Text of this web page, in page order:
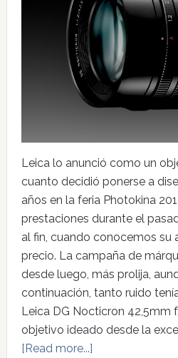
Leica lo anunció como un
cuanto decidió ponerse a
años en la feria Photokina
prestaciones durante el
al fin, cuando conocemos su
precio. La campaña de
desde luego, más prolija,
continuación, tanto ruido
Leica DG Nocticron 42,5mm
objetivo ideado desde la
[Read more...]